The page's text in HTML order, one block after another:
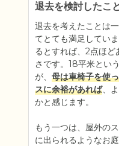
退去を検討したこ
退去を考えたことは
てとても満足してい
るとすれば、2点ほ
さです。18平米とい
が、 母は車椅子を使
スに余裕があれば、
かと感じます。
もう一つは、屋外の
に出られるようなお